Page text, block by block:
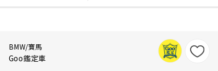
BMW/寶馬
Goo鑑定車